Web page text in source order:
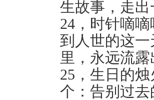
生故事，走出
24，时针嘀
到人世的这
里，永远流
25，生日的
个：告别过